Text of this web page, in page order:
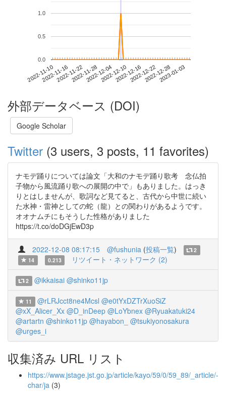
2022-11-102022-11-162022-11-222022-11-282022-12-042022-12-102022-12-162022-12-222022-12-282023-01-03
0.0
0.5
1.0
外部データベース (DOI)
Google Scholar
Twitter (3 users, 3 posts, 11 favorites)
ナモデ踊りについては論文「大和のナモデ踊り歌考 念仏拍
子物から風流踊り歌への展開の中で」もありました。はっき
りとはしませんが、歌詞など見てると、古代から中世に続い
た水神・雷神としての蛇（龍）との関わりがあるようです。
オオナムチにもそうした性格がありました
https://t.co/doDGjEwD3p
2022-12-08 08:17:15 @fushunia (投稿一覧)
2
14
0.213 リツイート・ネットワーク (2)
2 @ikkaisai @shinko11jp
11 @rLRJcct8ne4Mcsl @e0tYxDZTrXuoSiZ
@xX_Alicer_Xx @D_inDeep @LoYbnex @Ryuakatuki24
@artartn @shinko11jp @hayabon_
@tsukiyonosakura
@urges_i
収集済み URL リスト
https://www.jstage.jst.go.jp/article/kayo/59/0/59_89/_article/-
char/ja (3)